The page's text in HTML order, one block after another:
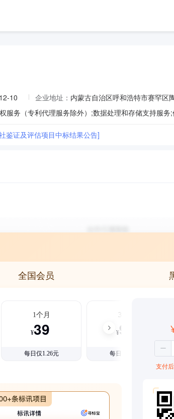
10 企业地址： 内蒙古自治区呼和浩特市赛罕区
服务（专利代理服务除外）;数据处理和存储支持服务
鉴证及评估项目中标结果公告]
全国会员
1个月
¥39
每日仅1.26元
3个月
¥99
每日仅1.08元
支付